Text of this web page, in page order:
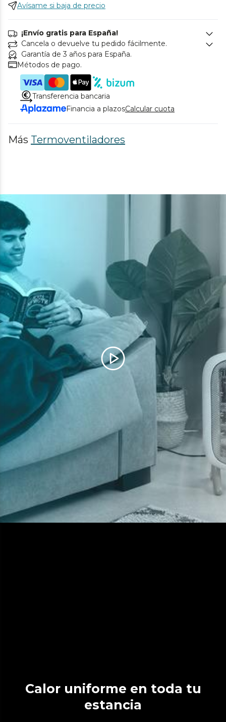
Avísame si baja de precio
¡Envío gratis para España!
Cancela o devuelve tu pedido fácilmente.
Garantía de 3 años para España.
Métodos de pago.
Transferencia bancaria
Financia a plazosCalcular cuota
Más Termoventiladores
Calor uniforme en toda tu
estancia